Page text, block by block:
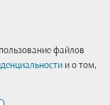
файлов
и о том,